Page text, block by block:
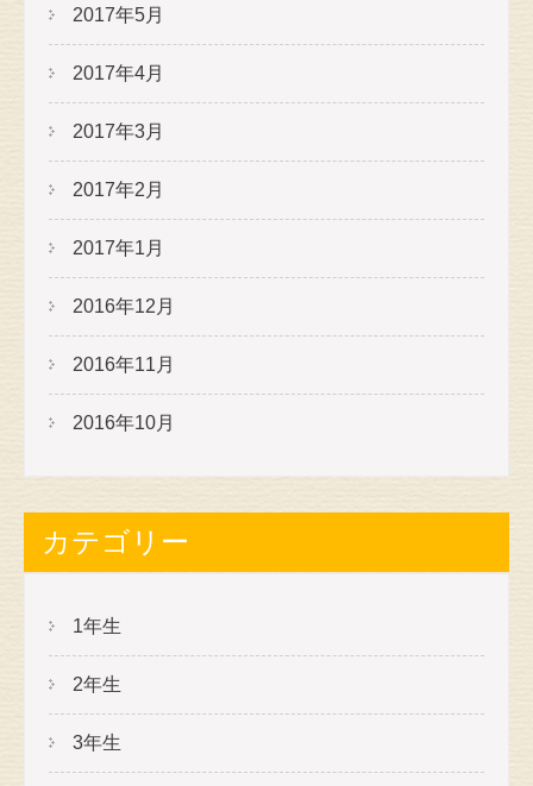
2017年5月
2017年4月
2017年3月
2017年2月
2017年1月
2016年12月
2016年11月
2016年10月
カテゴリー
1年生
2年生
3年生